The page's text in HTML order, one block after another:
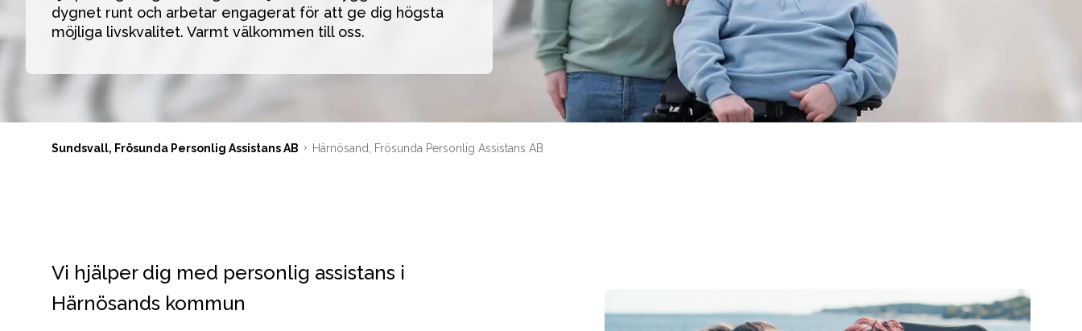
dygnet runt och arbetar engagerat för att ge dig högsta
möjliga livskvalitet. Varmt välkommen till oss.
Sundsvall, Frösunda Personlig Assistans AB Härnösand, Frösunda Personlig Assistans AB
Vi hjälper dig med personlig assistans i
Härnösands kommun